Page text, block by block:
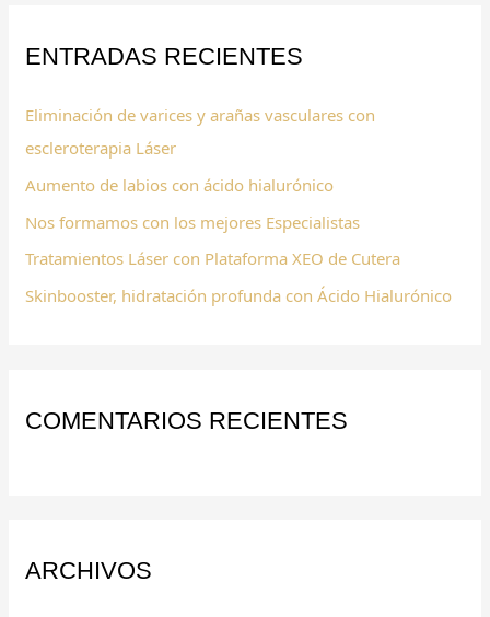
a
p
o
r
:
ENTRADAS RECIENTES
Eliminación de varices y arañas vasculares con
escleroterapia Láser
Aumento de labios con ácido hialurónico
Nos formamos con los mejores Especialistas
Tratamientos Láser con Plataforma XEO de Cutera
Skinbooster, hidratación profunda con Ácido Hialurónico
COMENTARIOS RECIENTES
ARCHIVOS